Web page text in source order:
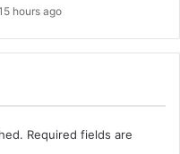
hours ago
Required fields are